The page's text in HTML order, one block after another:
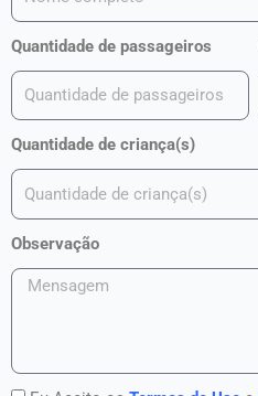
Quantidade de passageiros
Quantidade de criança(s)
Observação